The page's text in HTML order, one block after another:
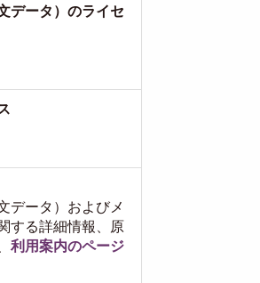
データ）のライセ
データ）およびメ
する詳細情報、原
利用案内のページ